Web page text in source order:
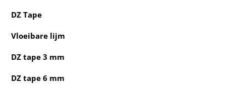
DZ Tape
Vloeibare lijm
DZ tape 3 mm
DZ tape 6 mm